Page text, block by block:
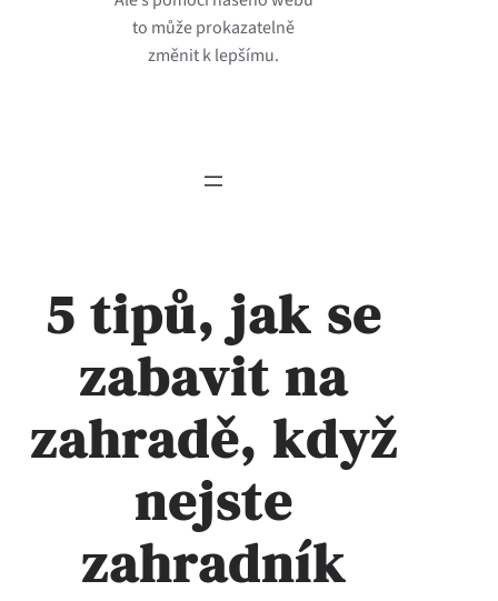
to může prokazatelně
změnit k lepšímu.
5 tipů, jak se
zabavit na
zahradě, když
nejste
zahradník